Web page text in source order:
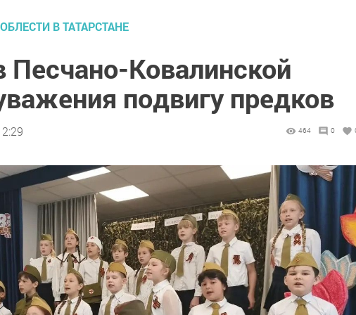
В ТАТАРСТАНЕ
Песчано-Ковалинской
подвигу предков
464 0